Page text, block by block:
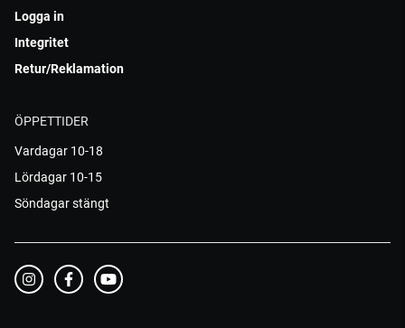
Logga in
Integritet
Retur/Reklamation
ÖPPETTIDER
Vardagar 10-18
Lördagar 10-15
Söndagar stängt